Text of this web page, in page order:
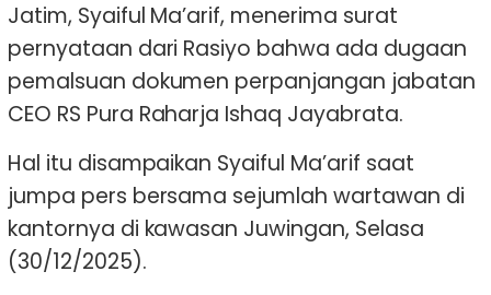
Jatim, Syaiful Ma’arif, menerima surat
pernyataan dari Rasiyo bahwa ada dugaan
pemalsuan dokumen perpanjangan jabatan
CEO RS Pura Raharja Ishaq Jayabrata.
Hal itu disampaikan Syaiful Ma’arif saat
jumpa pers bersama sejumlah wartawan di
kantornya di kawasan Juwingan, Selasa
(30/12/2025).